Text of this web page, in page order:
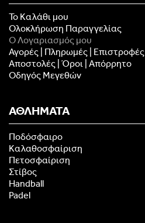
Το Καλάθι μου
Ολοκλήρωση Παραγγελίας
Ο Λογαριασμός μου
Αγορές | Πληρωμές | Επιστροφές
Αποστολές | Όροι | Απόρρητο
Οδηγός Μεγεθών
ΑΘΛΗΜΑΤΑ
Ποδόσφαιρο
Καλαθοσφαίριση
Πετοσφαίριση
Στίβος
Handball
Padel